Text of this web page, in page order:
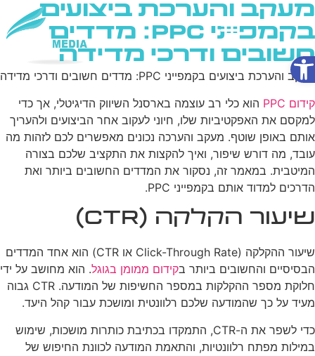
פתח סרגל נגישות
מעקב והערכת ביצועים
בקמפייני PPC: מדדים
חשובים ודרכי מדידה
מעקב והערכת ביצועים בקמפייני PPC: מדדים חשובים ודרכי מדידה
קידום PPC
הוא כלי רב עוצמה בארסנל השיווק הדיגיטלי, אך כדי
למקסם את האפקטיביות שלו, חיוני לעקוב אחר הביצועים ולהעריך
אותם באופן שוטף. מעקב והערכה נכונים מאפשרים לכם לזהות מה
עובד, מה דורש שיפור, ואיך להקצות את התקציב שלכם בצורה
המיטבית. במאמר זה, נסקור את המדדים החשובים ביותר ואת
הדרכים למדוד אותם בקמפייני PPC.
שיעור הקלקה (CTR)
שיעור ההקלקה (Click-Through Rate או CTR) הוא אחד המדדים
הבסיסיים והחשובים ביותר בקידום ממומן בגוגל. הוא מחושב על ידי
חלוקת מספר ההקלקות במספר החשיפות של המודעה. CTR גבוה
מעיד על כך שהמודעה שלכם רלוונטית ומושכת עבור קהל היעד.
כדי לשפר את ה-CTR, התמקדו בכתיבת כותרות מושכות, שימוש
במילות מפתח רלוונטיות, והתאמת המודעה לכוונת החיפוש של